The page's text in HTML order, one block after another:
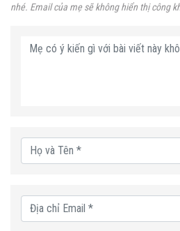
nhé. Email của mẹ sẽ không hiển thị công